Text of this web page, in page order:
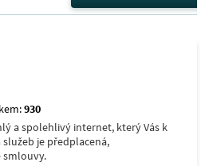
930
a spolehlivý internet, který Vás k
služeb je předplacená,
smlouvy.